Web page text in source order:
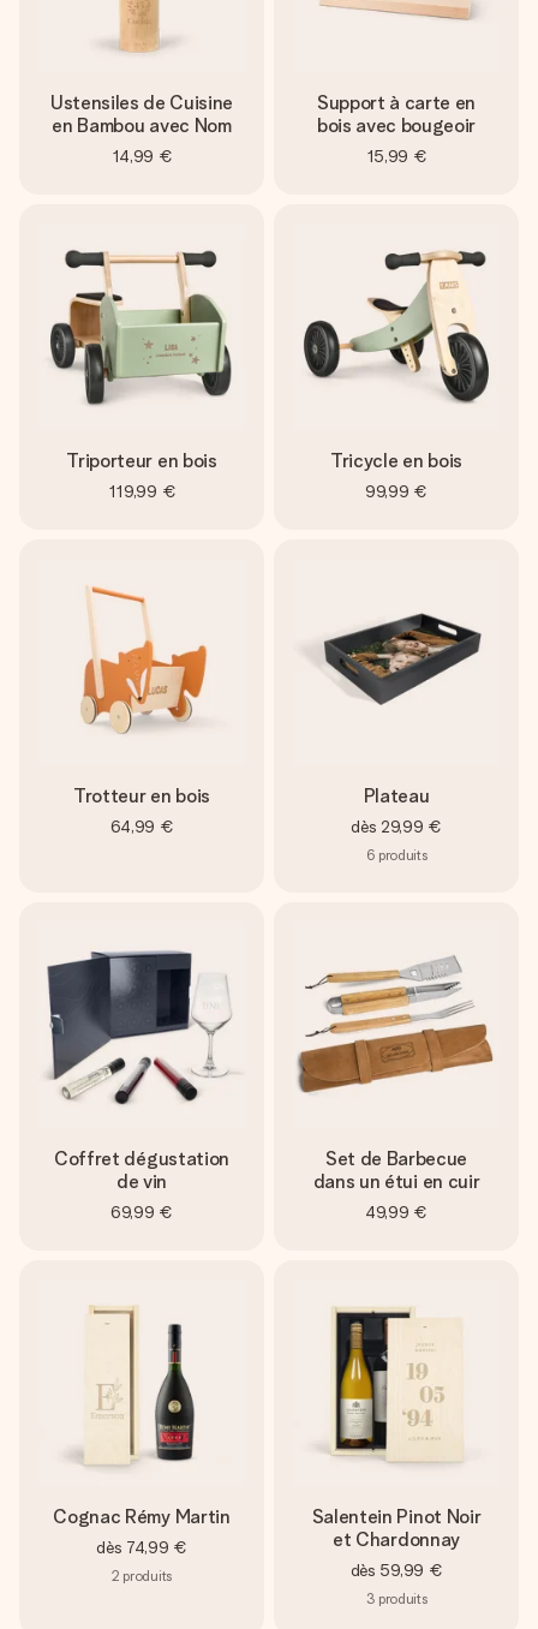
Ustensiles de Cuisine
en Bambou avec Nom
14,99 €
Support à carte en
bois avec bougeoir
15,99 €
Triporteur en bois
119,99 €
Tricycle en bois
99,99 €
Trotteur en bois
64,99 €
Plateau
dès 29,99 €
6 produits
Coffret dégustation
de vin
69,99 €
Set de Barbecue
dans un étui en cuir
49,99 €
Cognac Rémy Martin
dès 74,99 €
2 produits
Salentein Pinot Noir
et Chardonnay
dès 59,99 €
3 produits